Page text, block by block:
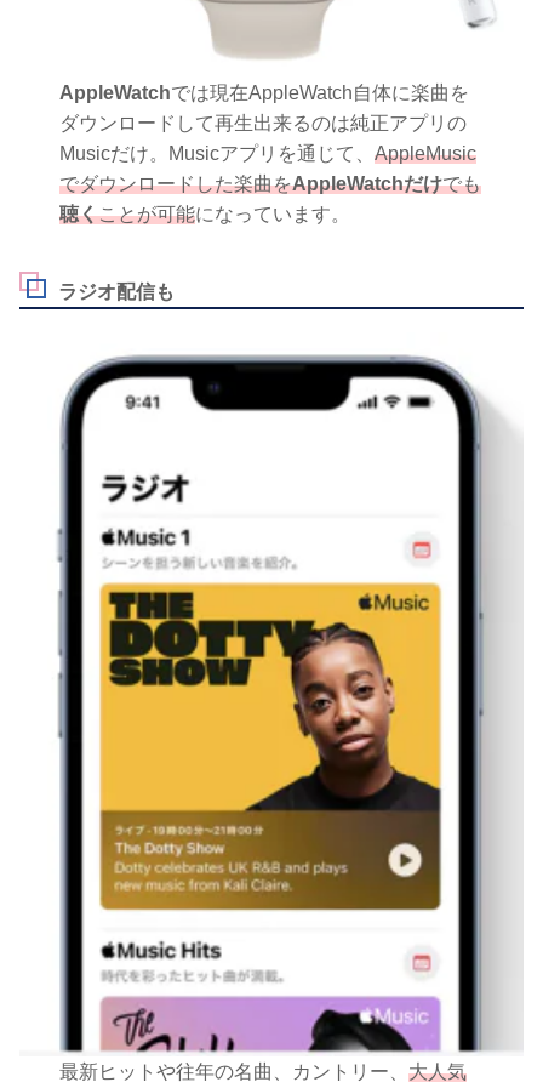
AppleWatchでは現在AppleWatch自体に楽曲を
ダウンロードして再生出来るのは純正アプリの
Musicだけ。Musicアプリを通じて、AppleMusic
でダウンロードした楽曲をAppleWatchだけでも
聴くことが可能になっています。
ラジオ配信も
最新ヒットや往年の名曲、カントリー、大人気